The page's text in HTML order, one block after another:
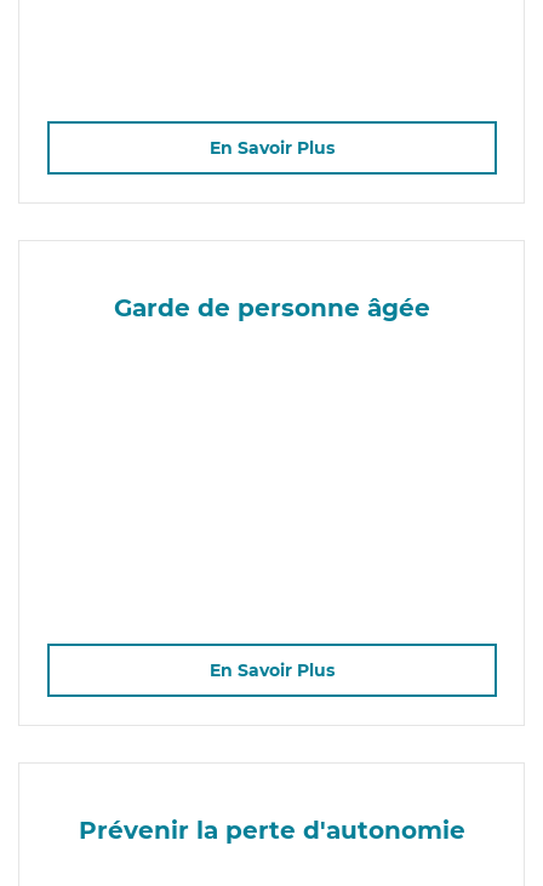
En Savoir Plus
Garde de personne âgée
En Savoir Plus
Prévenir la perte d'autonomie